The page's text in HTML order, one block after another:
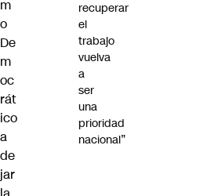
m
o
De
m
oc
rát
ico
a
de
jar
recuperar
el
trabajo
vuelva
a
ser
una
prioridad
nacional”